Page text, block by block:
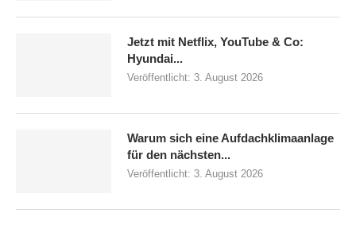
Jetzt mit Netflix, YouTube & Co:
Hyundai...
Veröffentlicht: 3. August 2026
Warum sich eine Aufdachklimaanlage
für den nächsten...
Veröffentlicht: 3. August 2026